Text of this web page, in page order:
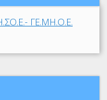
ΓΕ.ΜΗ.Ο.Ε.